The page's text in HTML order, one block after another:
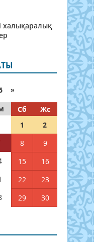
халықаралық
»
Сб
Жс
1
2
8
9
15
16
22
23
29
30